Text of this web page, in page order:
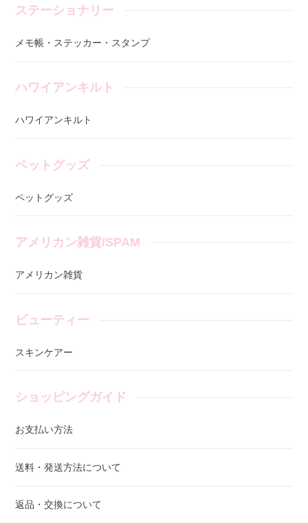
ステーショナリー
メモ帳・ステッカー・スタンプ
ハワイアンキルト
ハワイアンキルト
ペットグッズ
ペットグッズ
アメリカン雑貨/SPAM
アメリカン雑貨
ビューティー
スキンケアー
ショッピングガイド
お支払い方法
送料・発送方法について
返品・交換について